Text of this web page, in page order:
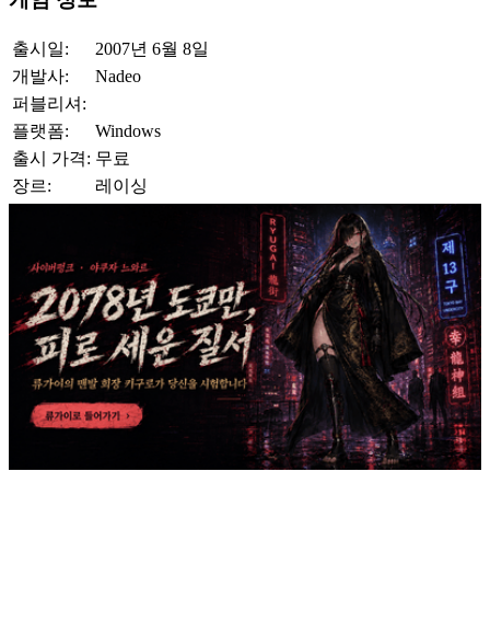
출시일:
2007년 6월 8일
개발사:
Nadeo
퍼블리셔:
플랫폼:
Windows
출시 가격: 무료
장르:
레이싱